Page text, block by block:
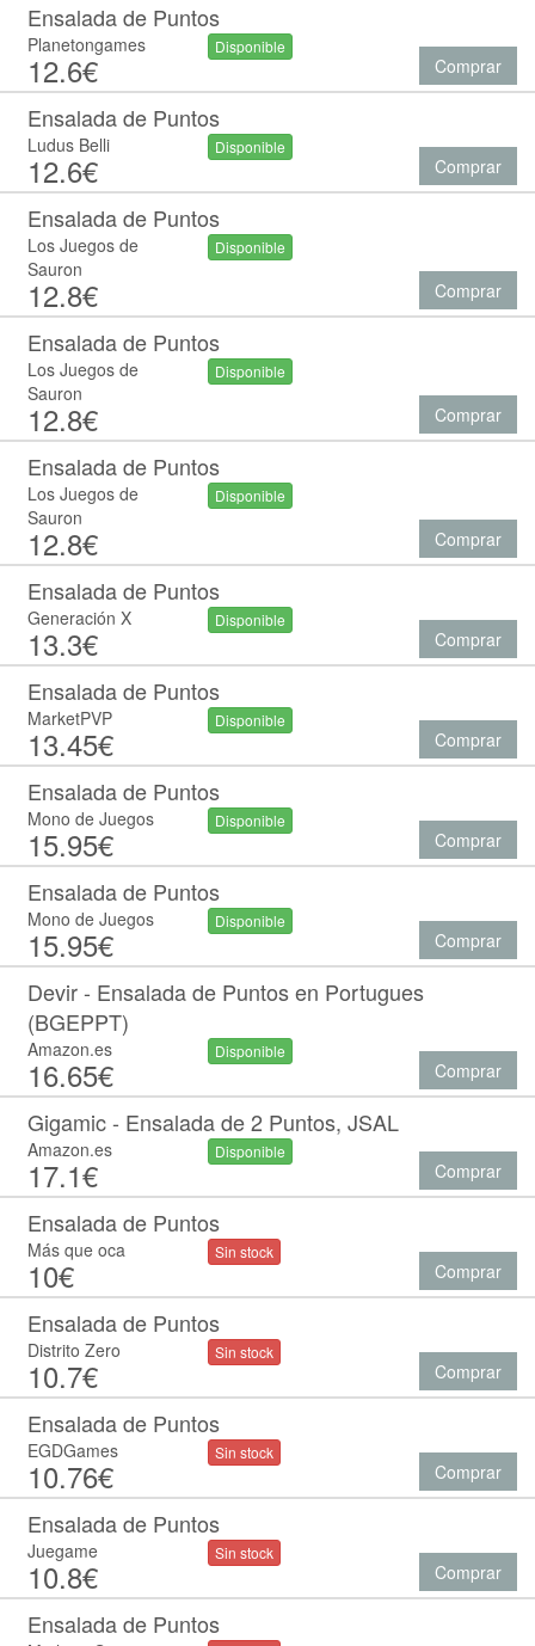
Ensalada de Puntos
Planetongames
12.6€
Disponible
Comprar
Ensalada de Puntos
Ludus Belli
12.6€
Disponible
Comprar
Ensalada de Puntos
Los Juegos de
Sauron
12.8€
Disponible
Comprar
Ensalada de Puntos
Los Juegos de
Sauron
12.8€
Disponible
Comprar
Ensalada de Puntos
Los Juegos de
Sauron
12.8€
Disponible
Comprar
Ensalada de Puntos
Generación X
13.3€
Disponible
Comprar
Ensalada de Puntos
MarketPVP
13.45€
Disponible
Comprar
Ensalada de Puntos
Mono de Juegos
15.95€
Disponible
Comprar
Ensalada de Puntos
Mono de Juegos
15.95€
Disponible
Comprar
Devir - Ensalada de Puntos en Portugues
(BGEPPT)
Amazon.es
16.65€
Disponible
Comprar
Gigamic - Ensalada de 2 Puntos, JSAL
Amazon.es
17.1€
Disponible
Comprar
Ensalada de Puntos
Más que oca
10€
Sin stock
Comprar
Ensalada de Puntos
Distrito Zero
10.7€
Sin stock
Comprar
Ensalada de Puntos
EGDGames
10.76€
Sin stock
Comprar
Ensalada de Puntos
Juegame
10.8€
Sin stock
Comprar
Ensalada de Puntos